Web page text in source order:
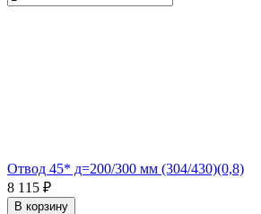
Отвод 45* д=200/300 мм (304/430)(0,8)
8 115 ₽
В корзину